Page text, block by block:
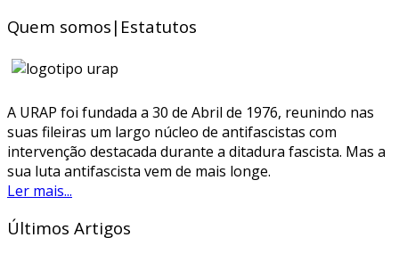
Quem somos|Estatutos
A URAP foi fundada a 30 de Abril de 1976, reunindo nas
suas fileiras um largo núcleo de antifascistas com
intervenção destacada durante a ditadura fascista. Mas a
sua luta antifascista vem de mais longe.
Ler mais...
Últimos Artigos